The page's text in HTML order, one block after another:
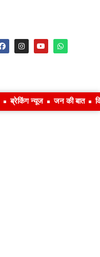
ब्रेकिंग न्यूज जन की बात